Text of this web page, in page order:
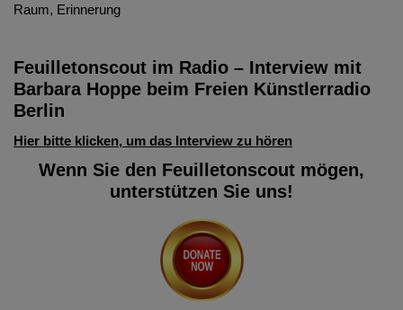
Raum, Erinnerung
Feuilletonscout im Radio – Interview mit
Barbara Hoppe beim Freien Künstlerradio
Berlin
Hier bitte klicken, um das Interview zu hören
Wenn Sie den Feuilletonscout mögen,
unterstützen Sie uns!